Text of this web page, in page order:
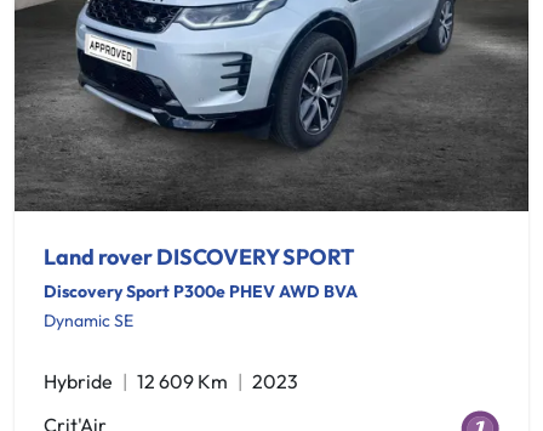
Land rover DISCOVERY SPORT
Discovery Sport P300e PHEV AWD BVA
Dynamic SE
Hybride 12 609 Km
2023
Crit'Air